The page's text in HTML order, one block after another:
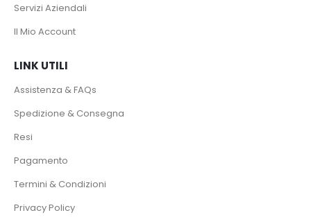
Servizi Aziendali
Il Mio Account
LINK UTILI
Assistenza & FAQs
Spedizione & Consegna
Resi
Pagamento
Termini & Condizioni
Privacy Policy